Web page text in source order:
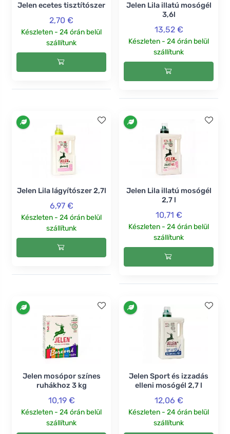
Jelen ecetes tisztítószer
2,70 €
Készleten - 24 órán belül
szállítunk
Jelen Lila illatú mosógél
3,6l
13,52 €
Készleten - 24 órán belül
szállítunk
Jelen Lila lágyítószer 2,7l
6,97 €
Készleten - 24 órán belül
szállítunk
Jelen Lila illatú mosógél
2,7 l
10,71 €
Készleten - 24 órán belül
szállítunk
Jelen mosópor színes
ruhákhoz 3 kg
10,19 €
Készleten - 24 órán belül
szállítunk
Jelen Sport és izzadás
elleni mosógél 2,7 l
12,06 €
Készleten - 24 órán belül
szállítunk